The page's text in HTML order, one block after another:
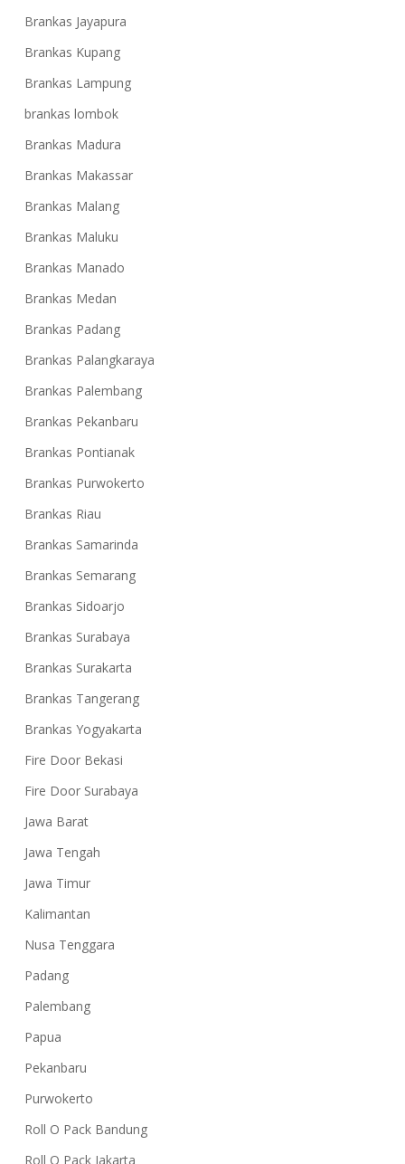
Brankas Jayapura
Brankas Kupang
Brankas Lampung
brankas lombok
Brankas Madura
Brankas Makassar
Brankas Malang
Brankas Maluku
Brankas Manado
Brankas Medan
Brankas Padang
Brankas Palangkaraya
Brankas Palembang
Brankas Pekanbaru
Brankas Pontianak
Brankas Purwokerto
Brankas Riau
Brankas Samarinda
Brankas Semarang
Brankas Sidoarjo
Brankas Surabaya
Brankas Surakarta
Brankas Tangerang
Brankas Yogyakarta
Fire Door Bekasi
Fire Door Surabaya
Jawa Barat
Jawa Tengah
Jawa Timur
Kalimantan
Nusa Tenggara
Padang
Palembang
Papua
Pekanbaru
Purwokerto
Roll O Pack Bandung
Roll O Pack Jakarta